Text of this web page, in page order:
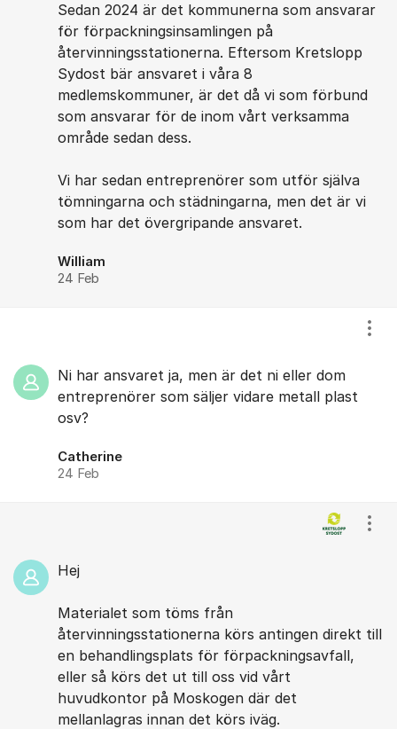
Sedan 2024 är det kommunerna som ansvarar
för förpackningsinsamlingen på
återvinningsstationerna. Eftersom Kretslopp
Sydost bär ansvaret i våra 8
medlemskommuner, är det då vi som förbund
som ansvarar för de inom vårt verksamma
område sedan dess.
Vi har sedan entreprenörer som utför själva
tömningarna och städningarna, men det är vi
som har det övergripande ansvaret.
William
24 Feb
Ni har ansvaret ja, men är det ni eller dom
entreprenörer som säljer vidare metall plast
osv?
Catherine
24 Feb
Hej
Materialet som töms från
återvinningsstationerna körs antingen direkt till
en behandlingsplats för förpackningsavfall,
eller så körs det ut till oss vid vårt
huvudkontor på Moskogen där det
mellanlagras innan det körs iväg.